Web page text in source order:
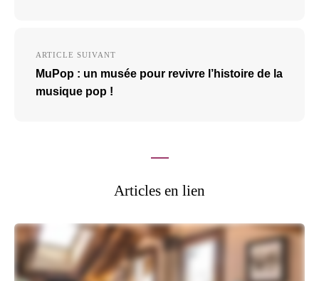
ARTICLE SUIVANT
MuPop : un musée pour revivre l’histoire de la
musique pop !
Articles en lien